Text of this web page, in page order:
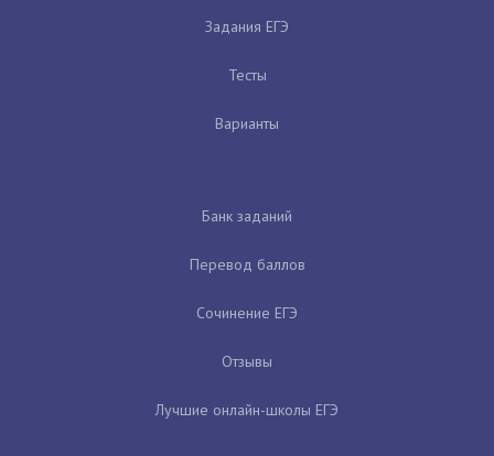
Задания ЕГЭ
Тесты
Варианты
Банк заданий
Перевод баллов
Сочинение ЕГЭ
Отзывы
Лучшие онлайн-школы ЕГЭ